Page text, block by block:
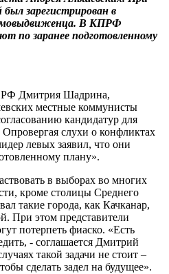
зарегистрирован в
В КПРФ
по заранее подготовленному
Дмитрия Шадрина,
местные коммунисты
кандидатур для
слухи о конфликтах
левых заявил, что они
плану».
в выборах во многих
кроме столицы Среднего
такие города, как Качканар,
При этом представители
потерпеть фиаско. «Есть
- соглашается Дмитрий
такой задачи не стоит –
сделать задел на будущее».